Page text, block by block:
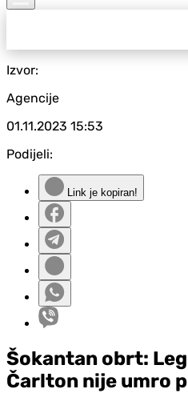
Izvor:
Agencije
01.11.2023 15:53
Podijeli:
Link je kopiran!
Šokantan obrt:
Čarlton nije umro